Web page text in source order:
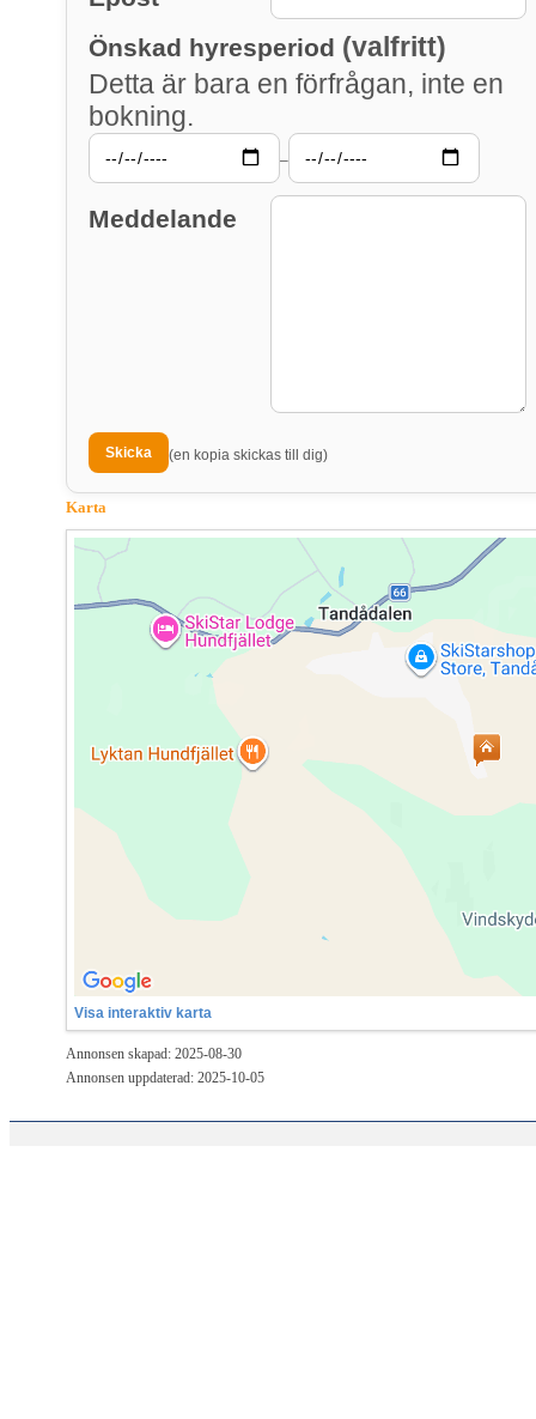
Önskad hyresperiod (valfritt)
Detta är bara en förfrågan, inte en
bokning.
–
Meddelande
(en kopia skickas till dig)
Karta
Visa interaktiv karta
Annonsen skapad: 2025-08-30
Annonsen uppdaterad: 2025-10-05